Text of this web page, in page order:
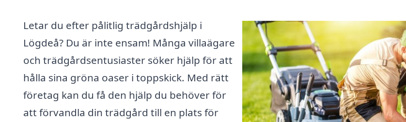
Letar du efter pålitlig trädgårdshjälp i
Lögdeå? Du är inte ensam! Många villaägare
och trädgårdsentusiaster söker hjälp för att
hålla sina gröna oaser i toppskick. Med rätt
företag kan du få den hjälp du behöver för
att förvandla din trädgård till en plats för